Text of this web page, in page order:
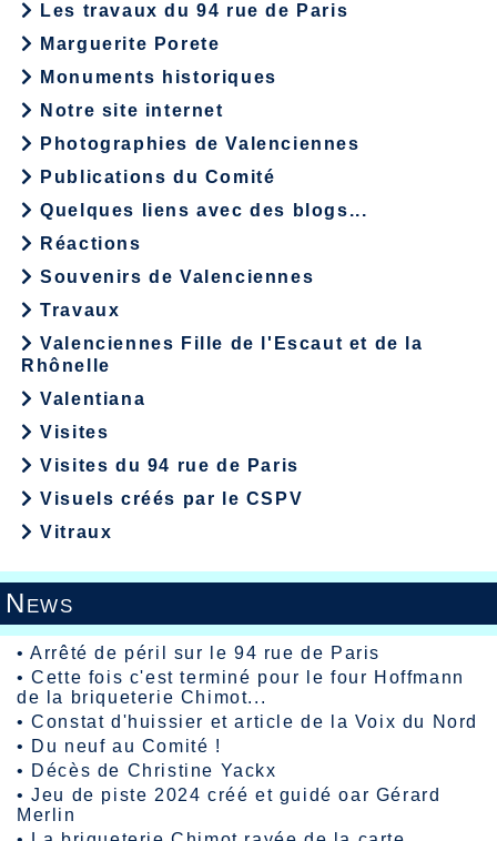
Les travaux du 94 rue de Paris
Marguerite Porete
Monuments historiques
Notre site internet
Photographies de Valenciennes
Publications du Comité
Quelques liens avec des blogs...
Réactions
Souvenirs de Valenciennes
Travaux
Valenciennes Fille de l'Escaut et de la
Rhônelle
Valentiana
Visites
Visites du 94 rue de Paris
Visuels créés par le CSPV
Vitraux
News
•Arrêté de péril sur le 94 rue de Paris
•Cette fois c'est terminé pour le four Hoffmann
de la briqueterie Chimot...
•Constat d'huissier et article de la Voix du Nord
• Du neuf au Comité !
• Décès de Christine Yackx
•Jeu de piste 2024 créé et guidé oar Gérard
Merlin